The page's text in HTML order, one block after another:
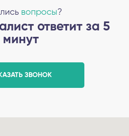
вопросы?
ответит за 5
минут
ЗВОНОК